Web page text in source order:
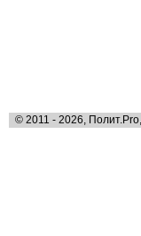
© 2011 - 2026,